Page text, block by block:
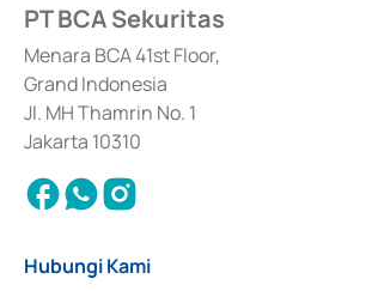
Sertifikat Deposito di Pasar Uang yang izinnya
dan izin usaha lainnya dari Bank Indonesia sebagai
Penerbitan, Transaksi, serta Penatausahaan dan
Surat Berharga Komersial yang izinnya diterbitkan
PT BCA Sekuritas
Menara BCA 41st Floor,
Grand Indonesia
Jl. MH Thamrin No. 1
Jakarta 10310
Hubungi Kami